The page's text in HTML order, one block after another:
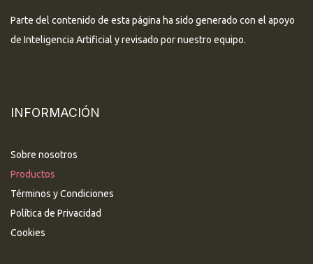
Parte del contenido de esta página ha sido generado con el apoyo
de Inteligencia Artificial y revisado por nuestro equipo.
INFORMACIÓN
Sobre nosotros
Productos
Términos y Condiciones
Política de Privacidad
Cookies